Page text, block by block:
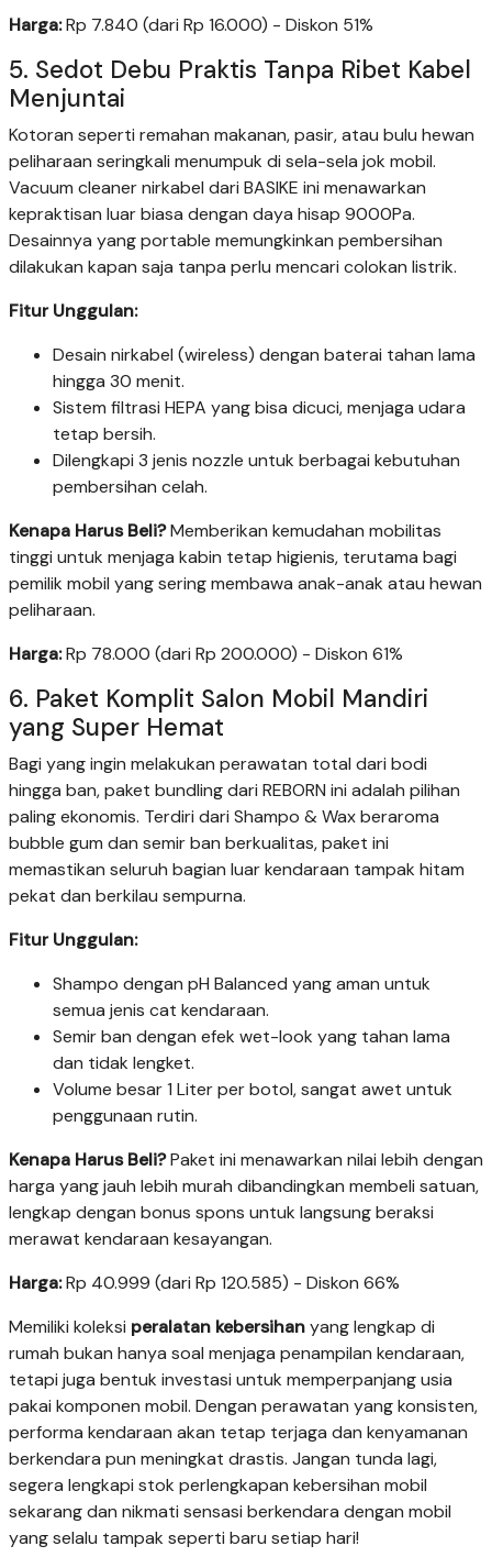
Harga:Rp 7.840 (dari Rp 16.000) - Diskon 51%
5. Sedot Debu Praktis Tanpa Ribet Kabel
Menjuntai
Kotoran seperti remahan makanan, pasir, atau bulu hewan
peliharaan seringkali menumpuk di sela-sela jok mobil.
Vacuum cleaner nirkabel dari BASIKE ini menawarkan
kepraktisan luar biasa dengan daya hisap 9000Pa.
Desainnya yang portable memungkinkan pembersihan
dilakukan kapan saja tanpa perlu mencari colokan listrik.
Fitur Unggulan:
Desain nirkabel (wireless) dengan baterai tahan lama
hingga 30 menit.
Sistem filtrasi HEPA yang bisa dicuci, menjaga udara
tetap bersih.
Dilengkapi 3 jenis nozzle untuk berbagai kebutuhan
pembersihan celah.
Kenapa Harus Beli?Memberikan kemudahan mobilitas
tinggi untuk menjaga kabin tetap higienis, terutama bagi
pemilik mobil yang sering membawa anak-anak atau hewan
peliharaan.
Harga:Rp 78.000 (dari Rp 200.000) - Diskon 61%
6. Paket Komplit Salon Mobil Mandiri
yang Super Hemat
Bagi yang ingin melakukan perawatan total dari bodi
hingga ban, paket bundling dari REBORN ini adalah pilihan
paling ekonomis. Terdiri dari Shampo & Wax beraroma
bubble gum dan semir ban berkualitas, paket ini
memastikan seluruh bagian luar kendaraan tampak hitam
pekat dan berkilau sempurna.
Fitur Unggulan:
Shampo dengan pH Balanced yang aman untuk
semua jenis cat kendaraan.
Semir ban dengan efek wet-look yang tahan lama
dan tidak lengket.
Volume besar 1 Liter per botol, sangat awet untuk
penggunaan rutin.
Kenapa Harus Beli?Paket ini menawarkan nilai lebih dengan
harga yang jauh lebih murah dibandingkan membeli satuan,
lengkap dengan bonus spons untuk langsung beraksi
merawat kendaraan kesayangan.
Harga:Rp 40.999 (dari Rp 120.585) - Diskon 66%
Memiliki koleksi peralatan kebersihanyang lengkap di
rumah bukan hanya soal menjaga penampilan kendaraan,
tetapi juga bentuk investasi untuk memperpanjang usia
pakai komponen mobil. Dengan perawatan yang konsisten,
performa kendaraan akan tetap terjaga dan kenyamanan
berkendara pun meningkat drastis. Jangan tunda lagi,
segera lengkapi stok perlengkapan kebersihan mobil
sekarang dan nikmati sensasi berkendara dengan mobil
yang selalu tampak seperti baru setiap hari!